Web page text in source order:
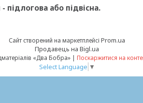
або підвісна.
Сайт створений на маркетплейсі Prom.ua
Продавець на Bigl.ua
Інтернет-магазин сантехніки та будматеріалів «Два Бобра» | Поскаржитися на
Select Language ▼